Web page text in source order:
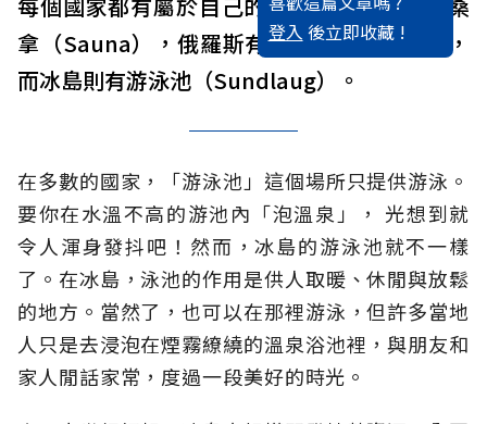
登入 後立即收藏 !
拿（Sauna），俄羅斯有伏特加（Vodka），
而冰島則有游泳池（Sundlaug）。
在多數的國家，「游泳池」這個場所只提供游泳。
要你在水溫不高的游池內「泡溫泉」， 光想到就
令人渾身發抖吧！然而，冰島的游泳池就不一樣
了。在冰島，泳池的作用是供人取暖、休閒與放鬆
的地方。當然了，也可以在那裡游泳，但許多當地
人只是去浸泡在煙霧繚繞的溫泉浴池裡，與朋友和
家人閒話家常，度過一段美好的時光。